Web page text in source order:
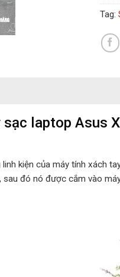
Tag:
laptop Asus
kiện của máy tính xách
sau đó nó được cắm vào